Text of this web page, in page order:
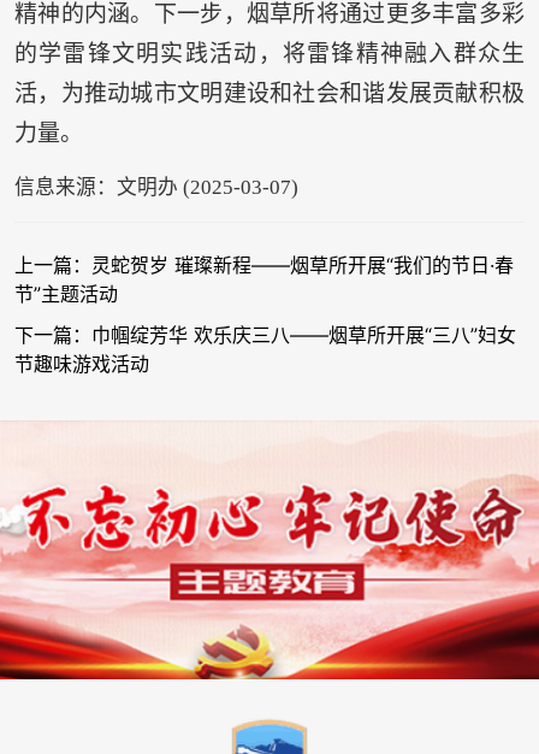
精神的内涵。下一步，烟草所将通过更多丰富多彩
的学雷锋文明实践活动，将雷锋精神融入群众生
活，为推动城市文明建设和社会和谐发展贡献积极
力量。
信息来源：文明办 (2025-03-07)
上一篇：灵蛇贺岁 璀璨新程——烟草所开展“我们的节日·春
节”主题活动
下一篇：巾帼绽芳华 欢乐庆三八——烟草所开展“三八”妇女
节趣味游戏活动